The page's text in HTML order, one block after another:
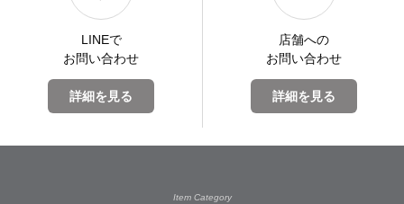
LINEで
お問い合わせ
詳細を見る
店舗への
お問い合わせ
詳細を見る
Item Category